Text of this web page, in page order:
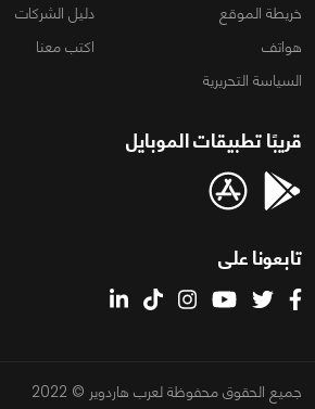
خريطة الموقع
دليل الشركات
هواتف
اكتب معنا
السياسة التحريرية
قريبًا تطبيقات الموبايل
تابعونا على
جميع الحقوق محفوظة لعرب هاردوير © 2022